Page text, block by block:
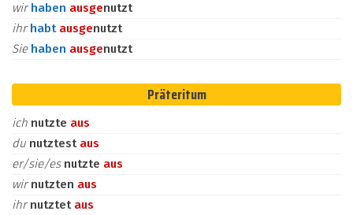
wirhaben ausgenutzt
ihrhabt ausgenutzt
Sie haben ausgenutzt
Präteritum
ich nutzte aus
du nutztest aus
er/sie/es nutzte aus
wirnutzten aus
ihrnutztet aus